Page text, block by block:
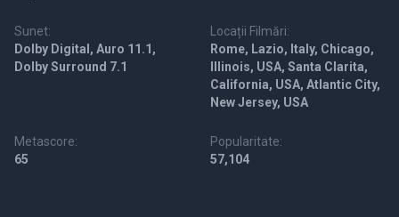
Sunet:
Dolby Digital, Auro 11.1,
Dolby Surround 7.1
Locații Filmări:
Rome, Lazio, Italy, Chicago,
Illinois, USA, Santa Clarita,
California, USA, Atlantic City,
New Jersey, USA
Metascore:
65
Popularitate:
57,104